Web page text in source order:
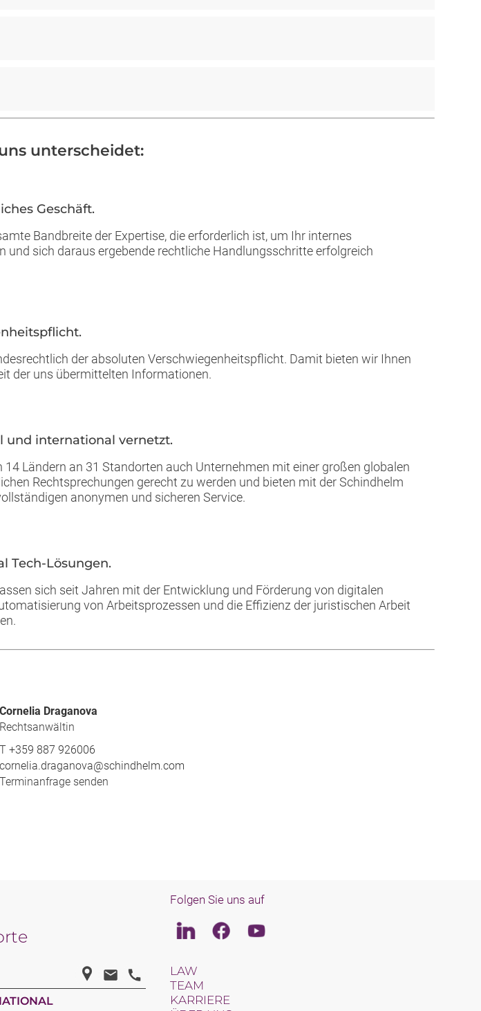
unterscheidet:
Geschäft.
Bandbreite der Expertise, die erforderlich ist, um Ihr internes
und sich daraus ergebende rechtliche Handlungsschritte erfolgreich
der absoluten Verschwiegenheitspflicht. Damit bieten wir Ihnen
der uns übermittelten Informationen.
und international vernetzt.
14 Ländern an 31 Standorten auch Unternehmen mit einer großen globalen
Rechtsprechungen gerecht zu werden und bieten mit der Schindhelm
anonymen und sicheren Service.
Tech-Lösungen.
sich seit Jahren mit der Entwicklung und Förderung von digitalen
von Arbeitsprozessen und die Effizienz der juristischen Arbeit
Cornelia Draganova
Rechtsanwältin
T +359 887 926006
cornelia.draganova@schindhelm.com
Terminanfrage senden
Folgen Sie uns auf
LinkedinFacebookYoutube
LAW
TEAM
KARRIERE